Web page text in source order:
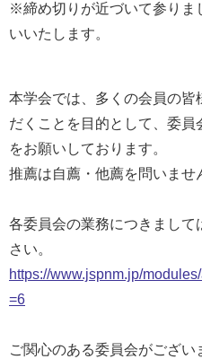
※締め切りが近づいて参りま
いいたします。
本学会では、多くの会員の皆
だくことを目的として、委
をお願いしております。
推薦は自薦・他薦を問いませ
各委員会の業務につきまし
さい。
https://www.jspnm.jp/
=6
ご関心のある委員会がござ